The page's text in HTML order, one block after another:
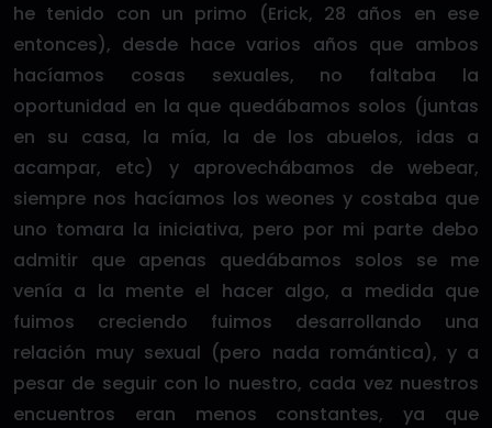
he tenido con un primo (Erick, 28 años en ese
entonces), desde hace varios años que ambos
hacíamos cosas sexuales, no faltaba la
oportunidad en la que quedábamos solos (juntas
en su casa, la mía, la de los abuelos, idas a
acampar, etc) y aprovechábamos de webear,
siempre nos hacíamos los weones y costaba que
uno tomara la iniciativa, pero por mi parte debo
admitir que apenas quedábamos solos se me
venía a la mente el hacer algo, a medida que
fuimos creciendo fuimos desarrollando una
relación muy sexual (pero nada romántica), y a
pesar de seguir con lo nuestro, cada vez nuestros
encuentros eran menos constantes, ya que